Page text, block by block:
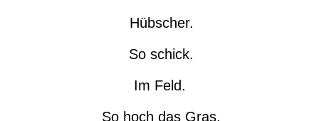
Hübscher.
So schick.
Im Feld.
So hoch das Gras.